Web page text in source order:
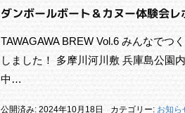
ダンボールボート＆カヌー体験会レ
TAWAGAWA BREW Vol.6 みんなでつ
しました！ 多摩川河川敷 兵庫島公園
中…
公開済み: 2024年10月18日 カテゴリー: お知ら